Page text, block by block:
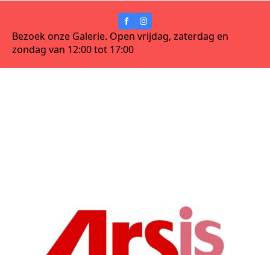
Bezoek onze Galerie. Open vrijdag, zaterdag en
zondag van 12:00 tot 17:00